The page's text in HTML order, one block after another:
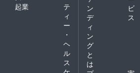
起業
テ
ィ
ー
・
ヘ
ル
ス
ン
デ
ィ
ン
グ
と
は
ビ
ス